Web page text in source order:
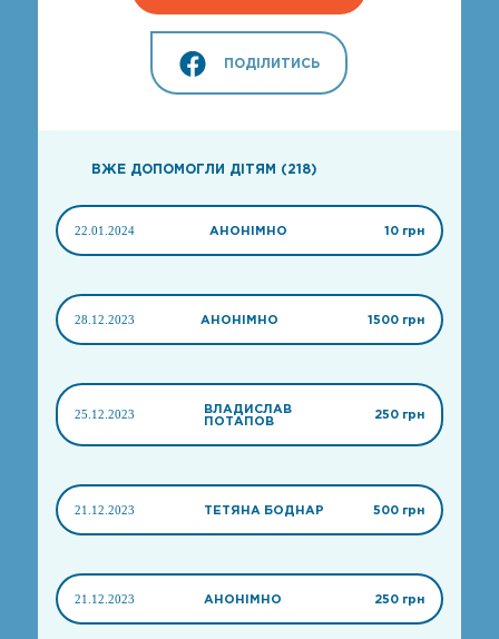
ПОДІЛИТИСЬ
ВЖЕ ДОПОМОГЛИ ДІТЯМ (218)
22.01.2024 АНОНІМНО 10 грн
28.12.2023 АНОНІМНО 1500 грн
25.12.2023
ВЛАДИСЛАВ
ПОТАПОВ
250 грн
21.12.2023 ТЕТЯНА БОДНАР 500 грн
21.12.2023 АНОНІМНО 250 грн